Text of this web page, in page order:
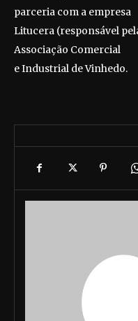
parceria com a empresa
Litucera (responsável
Associação Comercial
e Industrial de Vinhedo.